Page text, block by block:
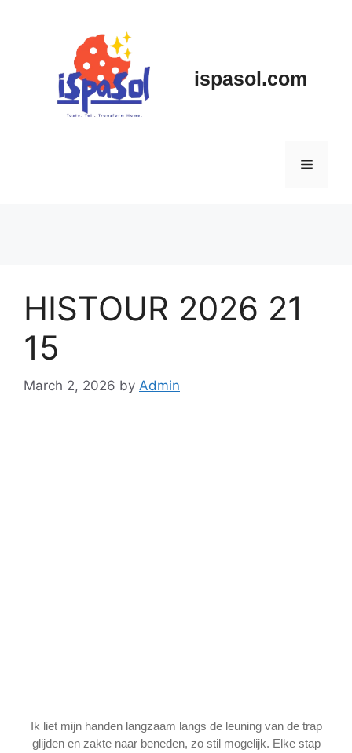
ispasol.com
Menu
HISTOUR 2026 21
15
March 2, 2026 by Admin
Ik liet mijn handen langzaam langs de leuning van de trap
glijden en zakte naar beneden, zo stil mogelijk. Elke stap